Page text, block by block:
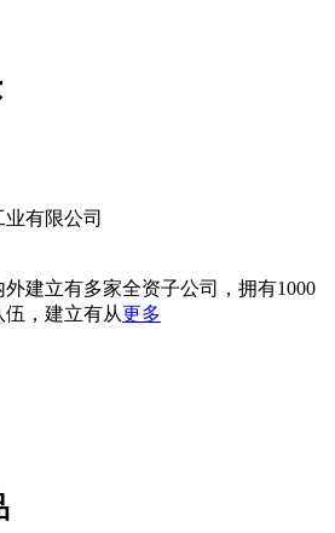
有限公司
建立有多家全资子公司，拥有1000
，建立有从更多